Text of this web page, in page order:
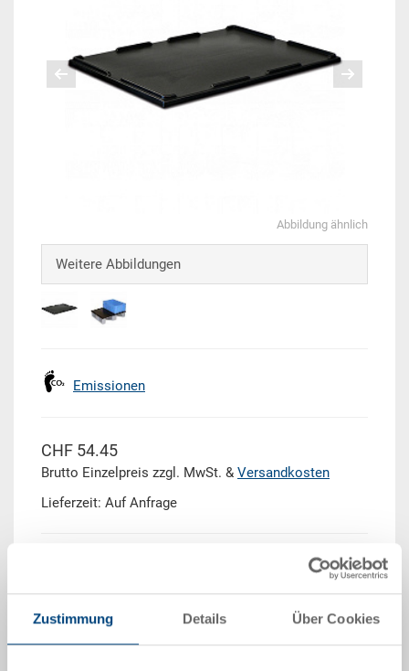
Zustimmung Details Über Cookies
Abbildung ähnlich
Weitere Abbildungen
Emissionen
CHF 54.45
Brutto Einzelpreis zzgl. MwSt. & Versandkosten
Lieferzeit: Auf Anfrage
In den Warenkorb